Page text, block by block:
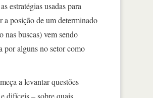
estratégias usadas para
a posição de um determinado
nas buscas) vem sendo
por alguns no setor como
a levantar questões
difíceis – sobre quais